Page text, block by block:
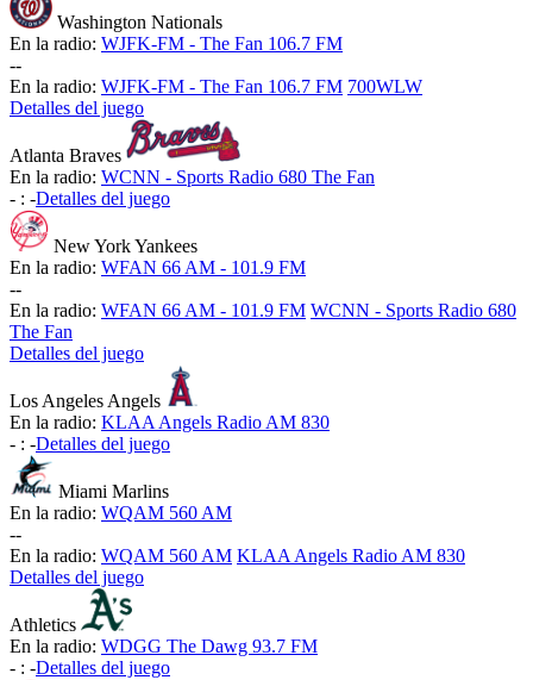
Washington Nationals
En la radio: WJFK-FM - The Fan 106.7 FM
--
En la radio: WJFK-FM - The Fan 106.7 FM 700WLW
Detalles del juego
Atlanta Braves
En la radio: WCNN - Sports Radio 680 The Fan
- : -Detalles del juego
New York Yankees
En la radio: WFAN 66 AM - 101.9 FM
--
En la radio: WFAN 66 AM - 101.9 FM WCNN - Sports Radio 680
The Fan
Detalles del juego
Los Angeles Angels
En la radio: KLAA Angels Radio AM 830
- : -Detalles del juego
Miami Marlins
En la radio: WQAM 560 AM
--
En la radio: WQAM 560 AM KLAA Angels Radio AM 830
Detalles del juego
Athletics
En la radio: WDGG The Dawg 93.7 FM
- : -Detalles del juego